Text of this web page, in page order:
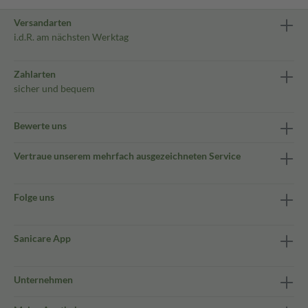
Versandarten
i.d.R. am nächsten Werktag
Zahlarten
sicher und bequem
Bewerte uns
Vertraue unserem mehrfach ausgezeichneten Service
Folge uns
Sanicare App
Unternehmen